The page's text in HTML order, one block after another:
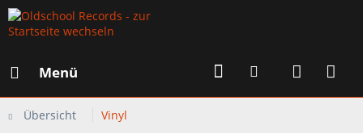
Menü
Übersicht Vinyl